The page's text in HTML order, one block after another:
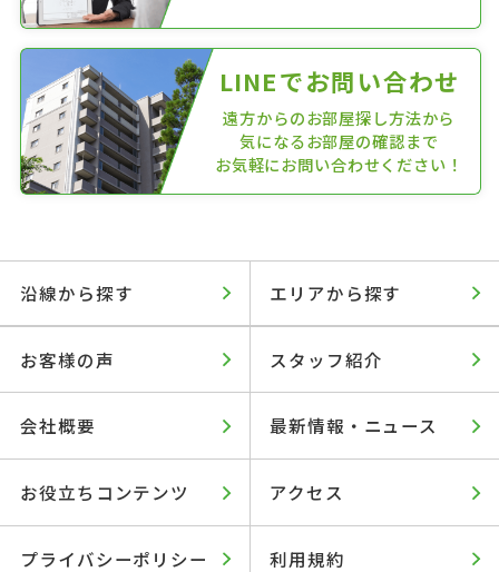
LINEでお問い合わせ
遠方からのお部屋探し方法から
気になるお部屋の確認まで
お気軽にお問い合わせください！
沿線から探す エリアから探す
お客様の声 スタッフ紹介
会社概要 最新情報・ニュース
お役立ちコンテンツ アクセス
プライバシーポリシー 利用規約